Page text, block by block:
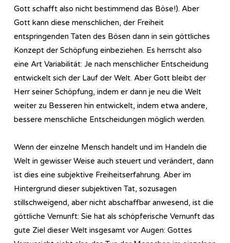
Gott schafft also nicht bestimmend das Böse!). Aber
Gott kann diese menschlichen, der Freiheit
entspringenden Taten des Bösen dann in sein göttliches
Konzept der Schöpfung einbeziehen. Es herrscht also
eine Art Variabilität: Je nach menschlicher Entscheidung
entwickelt sich der Lauf der Welt. Aber Gott bleibt der
Herr seiner Schöpfung, indem er dann je neu die Welt
weiter zu Besseren hin entwickelt, indem etwa andere,
bessere menschliche Entscheidungen möglich werden.
Wenn der einzelne Mensch handelt und im Handeln die
Welt in gewisser Weise auch steuert und verändert, dann
ist dies eine subjektive Freiheitserfahrung. Aber im
Hintergrund dieser subjektiven Tat, sozusagen
stillschweigend, aber nicht abschaffbar anwesend, ist die
göttliche Vernunft: Sie hat als schöpferische Vernunft das
gute Ziel dieser Welt insgesamt vor Augen: Gottes